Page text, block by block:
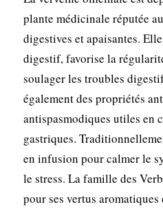
plante médicinale réputée
digestives et apaisantes.
digestif, favorise la
soulager les troubles
également des propriétés
antispasmodiques utiles en
gastriques.
en infusion pour calmer le
le stress. La famille des
pour ses vertus